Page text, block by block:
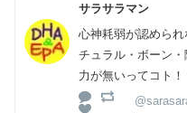
サラサラマン
心神耗弱が認めら
チュラル・ボーン
力が無いってコト！